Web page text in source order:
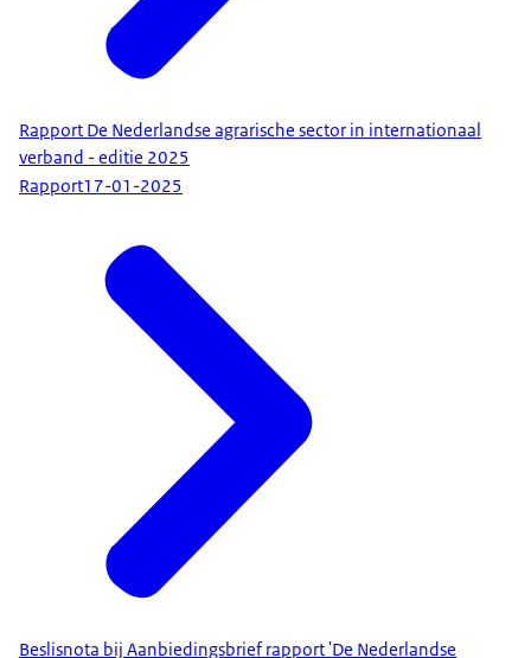
Rapport De Nederlandse agrarische sector in internationaal
verband - editie 2025
Rapport17-01-2025
Beslisnota bij Aanbiedingsbrief rapport 'De Nederlandse